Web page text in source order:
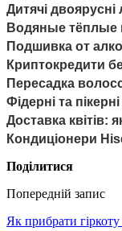
Дитячі
Водяные тёплые
Подшивка от
Криптокредити
Пересадка
Фідерні та
Доставка квітів:
Кондиціонери
Поділитися
Попередній запис
Як прибрати